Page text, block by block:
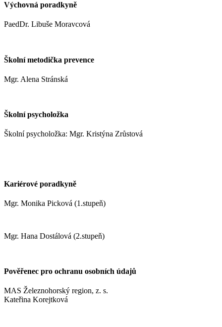
Výchovná poradkyně
PaedDr. Libuše Moravcová
Školní metodička prevence
Mgr. Alena Stránská
Školní psycholožka
Školní psycholožka: Mgr. Kristýna Zrůstová
Kariérové poradkyně
Mgr. Monika Picková (1.stupeň)
Mgr. Hana Dostálová (2.stupeň)
Pověřenec pro ochranu osobních údajů
MAS Železnohorský region, z. s.
Kateřina Korejtková